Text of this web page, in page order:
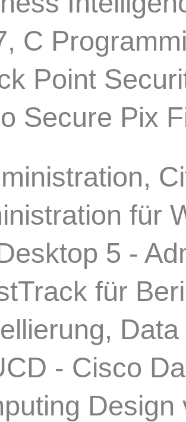
C
Point
Secure Pix
für
5 -
für
- Cisco
Design